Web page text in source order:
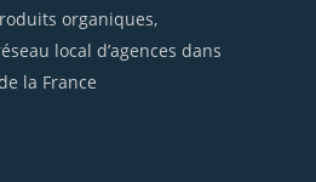
organiques,
local d’agences dans
la France